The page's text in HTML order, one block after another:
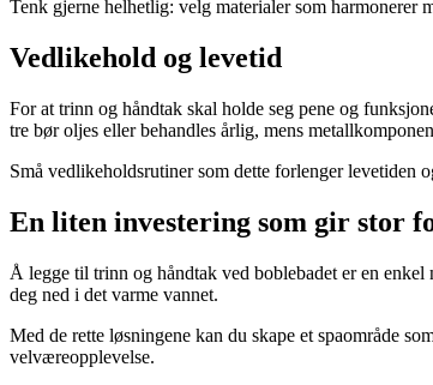
Tenk gjerne helhetlig: velg materialer som harmonerer
Vedlikehold og levetid
For at trinn og håndtak skal holde seg pene og
tre bør oljes eller behandles årlig, mens
Små vedlikeholdsrutiner som dette forlenger levetiden
En liten investering som gir stor
Å legge til trinn og håndtak ved boblebadet er en
deg ned i det varme vannet.
Med de rette løsningene kan du skape et spaområde
velværeopplevelse.